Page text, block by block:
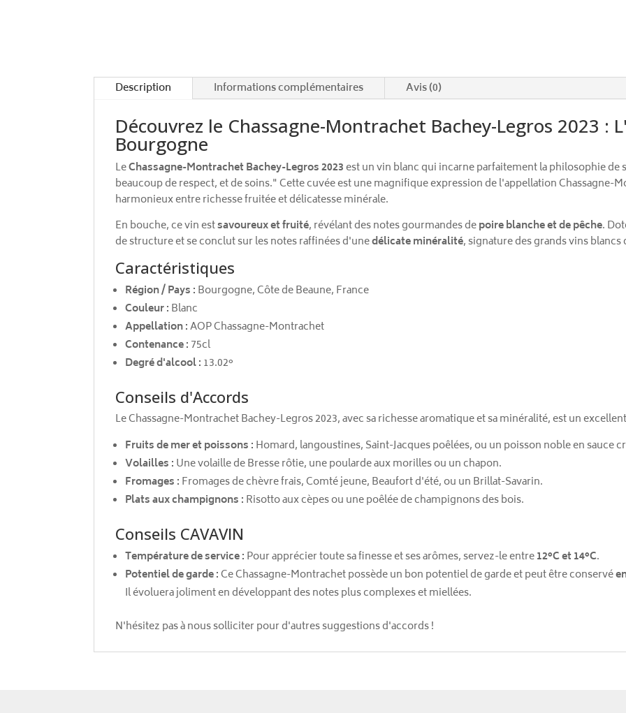
Description Informations complémentaires Avis (0)
Découvrez le Chassagne-Montrachet Bachey-Legros 2023 :
Bourgogne
LeChassagne-Montrachet Bachey-Legros 2023est un vin blanc qui incarne parfaitement la philosophie de
beaucoup de respect, et de soins." Cette cuvée est une magnifique expression de l'appellation Chassagne-
harmonieux entre richesse fruitée et délicatesse minérale.
En bouche, ce vin estsavoureux et fruité, révélant des notes gourmandes depoire blanche et de pêche.
de structure et se conclut sur les notes raffinées d'unedélicate minéralité, signature des grands vins blancs
Caractéristiques
Région / Pays : Bourgogne, Côte de Beaune, France
Couleur : Blanc
Appellation :AOP Chassagne-Montrachet
Contenance : 75cl
Degré d'alcool : 13.02°
Conseils d'Accords
Le Chassagne-Montrachet Bachey-Legros 2023, avec sa richesse aromatique et sa minéralité, est un
Fruits de mer et poissons : Homard, langoustines, Saint-Jacques poêlées, ou un poisson noble en sauce
Volailles : Une volaille de Bresse rôtie, une poularde aux morilles ou un chapon.
Fromages : Fromages de chèvre frais, Comté jeune, Beaufort d'été, ou un Brillat-Savarin.
Plats aux champignons : Risotto aux cèpes ou une poêlée de champignons des bois.
Conseils CAVAVIN
Température de service : Pour apprécier toute sa finesse et ses arômes, servez-le entre12°C et 14°C.
Potentiel de garde :Ce Chassagne-Montrachet possède un bon potentiel de garde et peut être conservé
Il évoluera joliment en développant des notes plus complexes et miellées.
N'hésitez pas à nous solliciter pour d'autres suggestions d'accords !